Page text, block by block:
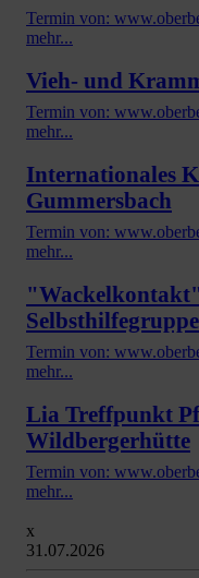
Termin von:
mehr...
Vieh- und
Termin von:
mehr...
Internationales
Gummersbach
Termin von:
mehr...
Termin von:
mehr...
Lia Treffpunkt
Wildbergerhütte
Termin von:
mehr...
x
31.07.2026